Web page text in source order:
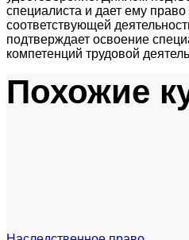
специалиста и дает ему право
соответствующей
подтверждает освоение
компетенций трудовой
Похожие